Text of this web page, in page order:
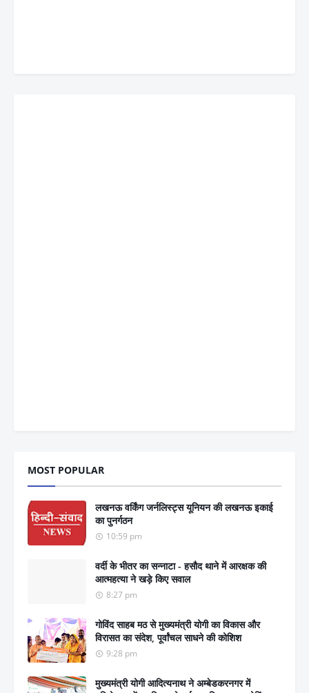
MOST POPULAR
लखनऊ वर्किंग जर्नलिस्ट्स यूनियन की लखनऊ इकाई
का पुनर्गठन
10:59 pm
वर्दी के भीतर का सन्नाटा - हसौद थाने में आरक्षक की
आत्महत्या ने खड़े किए सवाल
8:27 pm
गोविंद साहब मठ से मुख्यमंत्री योगी का विकास और
विरासत का संदेश, पूर्वांचल साधने की कोशिश
9:28 pm
मुख्यमंत्री योगी आदित्यनाथ ने अम्बेडकरनगर में